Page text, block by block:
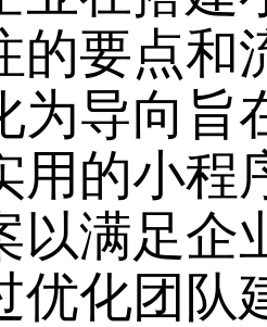
的要点和
为导向旨
用的小程
以满足企
优化团队